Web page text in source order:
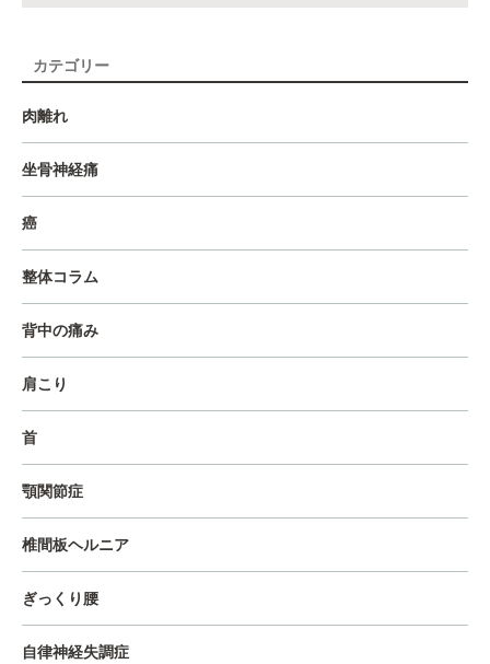
カテゴリー
肉離れ
坐骨神経痛
癌
整体コラム
背中の痛み
肩こり
首
顎関節症
椎間板ヘルニア
ぎっくり腰
自律神経失調症